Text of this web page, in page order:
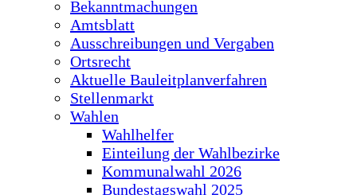
Bekanntmachungen
Amtsblatt
Ausschreibungen und Vergaben
Ortsrecht
Aktuelle Bauleitplanverfahren
Stellenmarkt
Wahlen
Wahlhelfer
Einteilung der Wahlbezirke
Kommunalwahl 2026
Bundestagswahl 2025